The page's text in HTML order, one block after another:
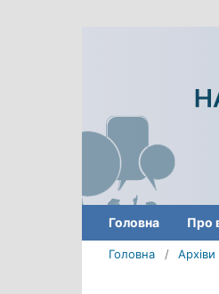
Головна Про
Головна / Архіви